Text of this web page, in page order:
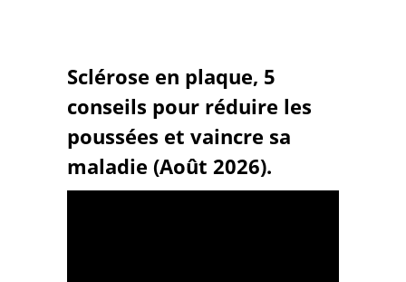
Sclérose en plaque, 5
conseils pour réduire les
poussées et vaincre sa
maladie (Août 2026).